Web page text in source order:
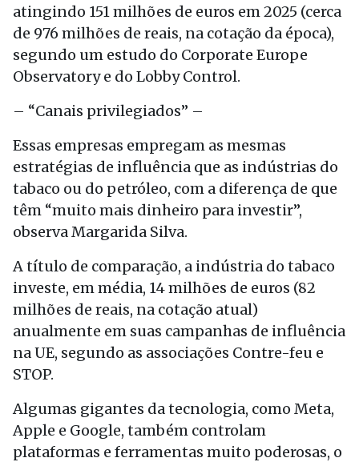
atingindo 151 milhões de euros em 2025 (cerca
de 976 milhões de reais, na cotação da época),
segundo um estudo do Corporate Europe
Observatory e do Lobby Control.
– “Canais privilegiados” –
Essas empresas empregam as mesmas
estratégias de influência que as indústrias do
tabaco ou do petróleo, com a diferença de que
têm “muito mais dinheiro para investir”,
observa Margarida Silva.
A título de comparação, a indústria do tabaco
investe, em média, 14 milhões de euros (82
milhões de reais, na cotação atual)
anualmente em suas campanhas de influência
na UE, segundo as associações Contre-feu e
STOP.
Algumas gigantes da tecnologia, como Meta,
Apple e Google, também controlam
plataformas e ferramentas muito poderosas, o